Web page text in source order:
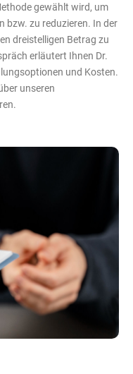
gewählt wird, um
bzw. zu reduzieren. In der
dreistelligen Betrag zu
erläutert Ihnen Dr.
und Kosten.
unseren